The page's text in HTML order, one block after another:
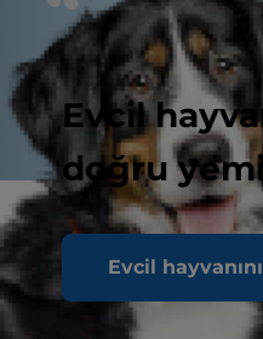
Evcil
doğru
Evcil
Dişi köpekler, üreme
aşamasına
girmektedir. Kızgınlık
hafta sürmektedir ve